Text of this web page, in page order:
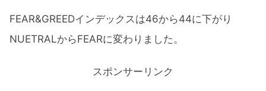
FEAR&GREEDインデックスは46から44に下がり
NUETRALからFEARに変わりました。
スポンサーリンク